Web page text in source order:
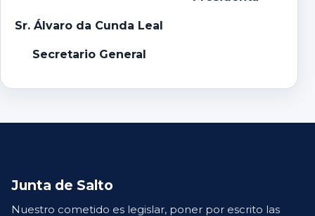
Sr. Álvaro da Cunda Leal
Secretario General
Junta de Salto
Nuestro cometido es legislar, poner por escrito las